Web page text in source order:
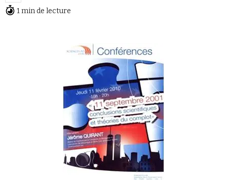
Newsletter
Faire un don
1 min de lecture